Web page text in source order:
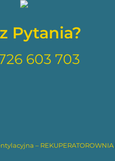
Pytania?
603 703
– REKUPERATOROWNIA